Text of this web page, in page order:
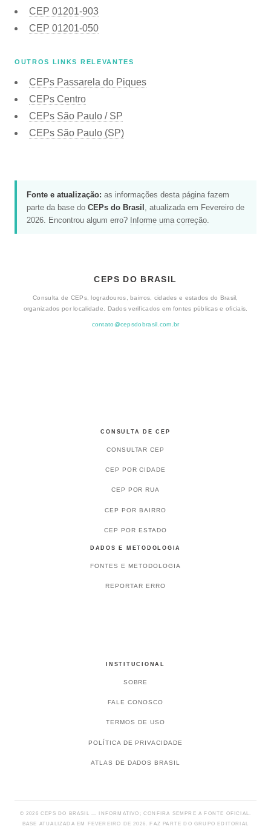
CEP 01201-903
CEP 01201-050
OUTROS LINKS RELEVANTES
CEPs Passarela do Piques
CEPs Centro
CEPs São Paulo / SP
CEPs São Paulo (SP)
Fonte e atualização: as informações desta página fazem
parte da base do CEPs do Brasil , atualizada em Fevereiro de
2026. Encontrou algum erro? Informe uma correção
CEPS DO BRASIL
Consulta de CEPs, logradouros, bairros, cidades e estados do Brasil,
organizados por localidade. Dados verificados em fontes públicas e oficiais.
contato@cepsdobrasil.com.br
CONSULTA DE CEP
CONSULTAR CEP
CEP POR CIDADE
CEP POR RUA
CEP POR BAIRRO
CEP POR ESTADO
DADOS E METODOLOGIA
FONTES E METODOLOGIA
REPORTAR ERRO
INSTITUCIONAL
SOBRE
FALE CONOSCO
TERMOS DE USO
POLÍTICA DE PRIVACIDADE
ATLAS DE DADOS BRASIL
© 2026 CEPS DO BRASIL — INFORMATIVO; CONFIRA SEMPRE A FONTE OFICIAL.
BASE ATUALIZADA EM FEVEREIRO DE 2026. FAZ PARTE DO GRUPO EDITORIAL